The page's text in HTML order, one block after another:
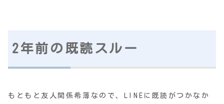
2年前の既読スルー
もともと友人関係希薄なので、LINEに既読がつかなか